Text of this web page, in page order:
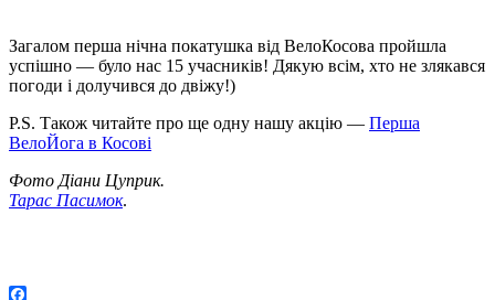
Загалом перша нічна покатушка від ВелоКосова пройшла
успішно — було нас 15 учасників! Дякую всім, хто не злякався
погоди і долучився до двіжу!)
P.S. Також читайте про ще одну нашу акцію — Перша
ВелоЙога в Косові
Фото Діани Цуприк.
Тарас Пасимок.